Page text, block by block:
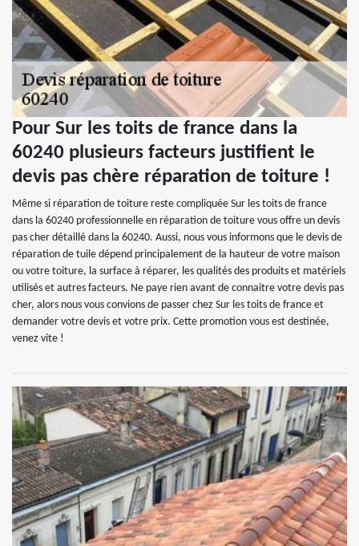
Pour Sur les toits de france dans la
60240 plusieurs facteurs justifient le
devis pas chère réparation de toiture !
Même si réparation de toiture reste compliquée Sur les toits de france
dans la 60240 professionnelle en réparation de toiture vous offre un devis
pas cher détaillé dans la 60240. Aussi, nous vous informons que le devis de
réparation de tuile dépend principalement de la hauteur de votre maison
ou votre toiture, la surface à réparer, les qualités des produits et matériels
utilisés et autres facteurs. Ne paye rien avant de connaitre votre devis pas
cher, alors nous vous convions de passer chez Sur les toits de france et
demander votre devis et votre prix. Cette promotion vous est destinée,
venez vite !